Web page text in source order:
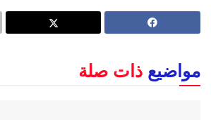
مواضيع ذات صلة